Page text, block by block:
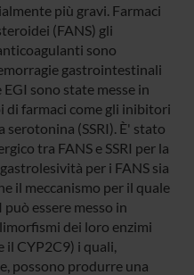
più gravi. Farmaci
(FANS) gli
sono
gastrointestinali
sono state messe in
di farmaci come gli inibitori
(SSRI). È' stato
tra FANS e SSRI per la
per i FANS sia
il meccanismo per il quale
essere messo in
dei loro enzimi
CYP2C9) i quali,
possono produrre una